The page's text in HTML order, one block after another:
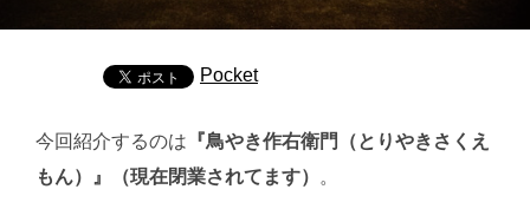
Pocket
今回紹介するのは 『鳥やき作右衛門（とりやきさくえ
もん）』（現在閉業されてます）
。